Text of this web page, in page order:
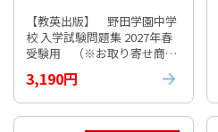
【教英出版】 野田学園中学
校 入学試験問題集 2027年春
受験用 （※お取り寄せ商
3,190円